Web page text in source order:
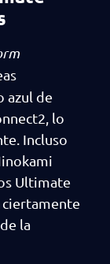
azul de
lo
Incluso
Ultimate
ciertamente
la